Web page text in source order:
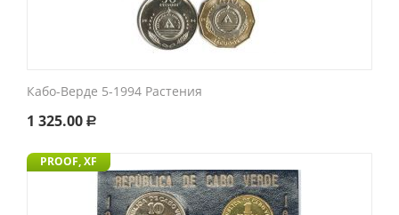
Кабо-Верде 5-1994 Растения
1 325.00 Р
PROOF, XF